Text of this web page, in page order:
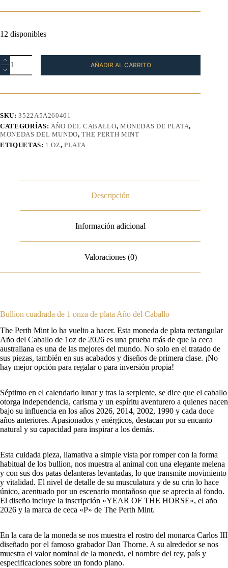
12 disponibles
Moneda
Año
del
Rectangular
oz
2026
cantidad
AÑADIR AL CARRITO
SKU:3522A5A260401
CATEGORÍAS: AÑO DEL CABALLO, MONEDAS DE PLATA,
MONEDAS DEL MUNDO,THE PERTH MINT
ETIQUETAS: 1 OZ,PLATA
Descripción
Información adicional
Valoraciones (0)
Bullion cuadrada de 1 onza de plata Año del Caballo
The Perth Mint lo ha vuelto a hacer. Esta moneda de plata rectangular
Año del Caballo de 1oz de 2026 es una prueba más de que la ceca
australiana es una de las mejores del mundo. No solo en el tratado de
sus piezas, también en sus acabados y diseños de primera clase. ¡No
hay mejor opción para regalar o para inversión propia!
Séptimo en el calendario lunar y tras la serpiente, se dice que el caballo
otorga independencia, carisma y un espíritu aventurero a quienes nacen
bajo su influencia en los años 2026, 2014, 2002, 1990 y cada doce
años anteriores. Apasionados y enérgicos, destacan por su encanto
natural y su capacidad para inspirar a los demás.
Esta cuidada pieza, llamativa a simple vista por romper con la forma
habitual de los bullion, nos muestra al animal con una elegante melena
y con sus dos patas delanteras levantadas, lo que transmite movimiento
y vitalidad. El nivel de detalle de su musculatura y de su crin lo hace
único, acentuado por un escenario montañoso que se aprecia al fondo.
El diseño incluye la inscripción «YEAR OF THE HORSE», el año
2026 y la marca de ceca «P» de The Perth Mint.
En la cara de la moneda se nos muestra el rostro del monarca Carlos III
diseñado por el famoso grabador Dan Thorne. A su alrededor se nos
muestra el valor nominal de la moneda, el nombre del rey, país y
especificaciones sobre un fondo plano.